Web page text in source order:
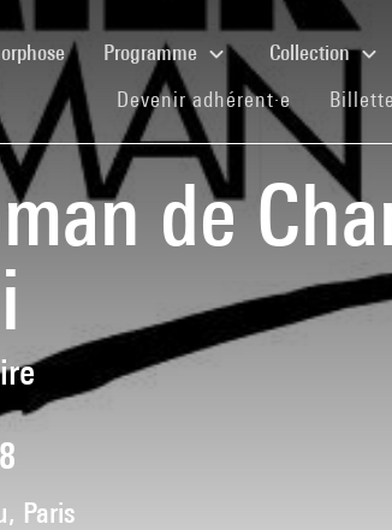
(current)Programme Collection
Devenir adhérent·e (current)
de
Paris